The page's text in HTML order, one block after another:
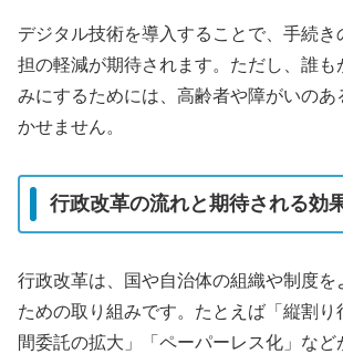
デジタル技術を導入することで、手続き
担の軽減が期待されます。ただし、誰も
みにするためには、高齢者や障がいのあ
かせません。
行政改革の流れと期待される効
行政改革は、国や自治体の組織や制度を
ための取り組みです。たとえば「縦割り
間委託の拡大」「ペーパーレス化」など